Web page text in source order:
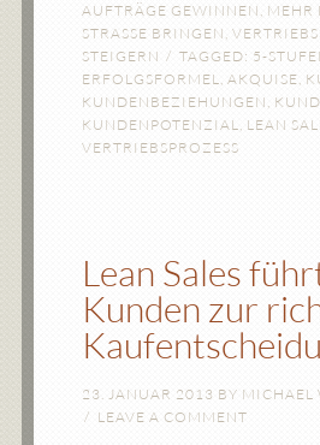
AUFTRÄGE GEWINNEN , MEHR
STRASSE BRINGEN
,
STEIGERN
TAGGED: 5-
ERFOLGSFORMEL, AKQUISE,
KUNDENBEZIEHUNGEN ,
KUNDENPOTENZIAL, LEAN
VERTRIEBSPROZESS
Lean Sales
Kunden zur
23. JANUAR 2013 BY MICHAEL
LEAVE A COMMENT